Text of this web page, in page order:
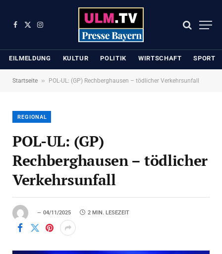
Facebook
X
Instagram
EILMELDUNG KULTUR POLITIK WIRTSCHAFT SPORT
Startseite » POL-UL: (GP) Rechberghausen – tödlicher Verkehrsunfall
REGIONAL
POL-UL: (GP)
Rechberghausen – tödlicher
Verkehrsunfall
04/11/2025 2 MIN. LESEZEIT